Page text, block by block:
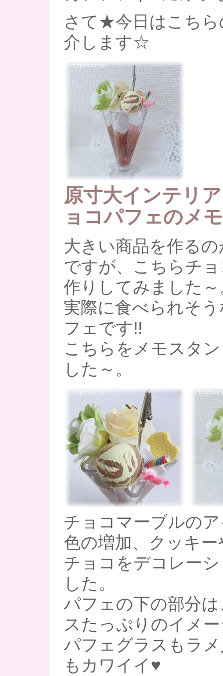
さて★今日はこちら
介します☆
原寸大インテリ
ョコパフェのメ
大きい商品を作る
ですが、こちらチ
作りしてみました～
実際に食べられそ
フェです!!
こちらをメモスタ
した～。
チョコマーブルの
色の増加、クッキ
チョコをデコレー
した。
パフェの下の部分
スたっぷりのイメ
パフェグラスもラ
もカワイイ♥